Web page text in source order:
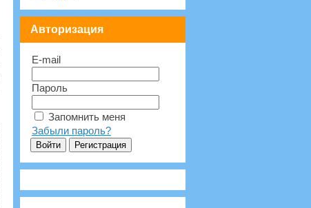
Авторизация
E-mail
Пароль
Запомнить меня
Забыли пароль?